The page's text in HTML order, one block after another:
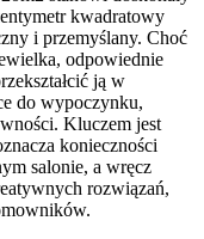
kwadratowy
i przemyślany. Choć
odpowiednie
ją w
do wypoczynku,
Kluczem jest
konieczności
salonie, a wręcz
rozwiązań,